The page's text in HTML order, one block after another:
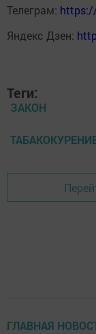
Телеграм:
Яндекс Дзен:
Теги:
ЗАКОН
ГЛАВНАЯ